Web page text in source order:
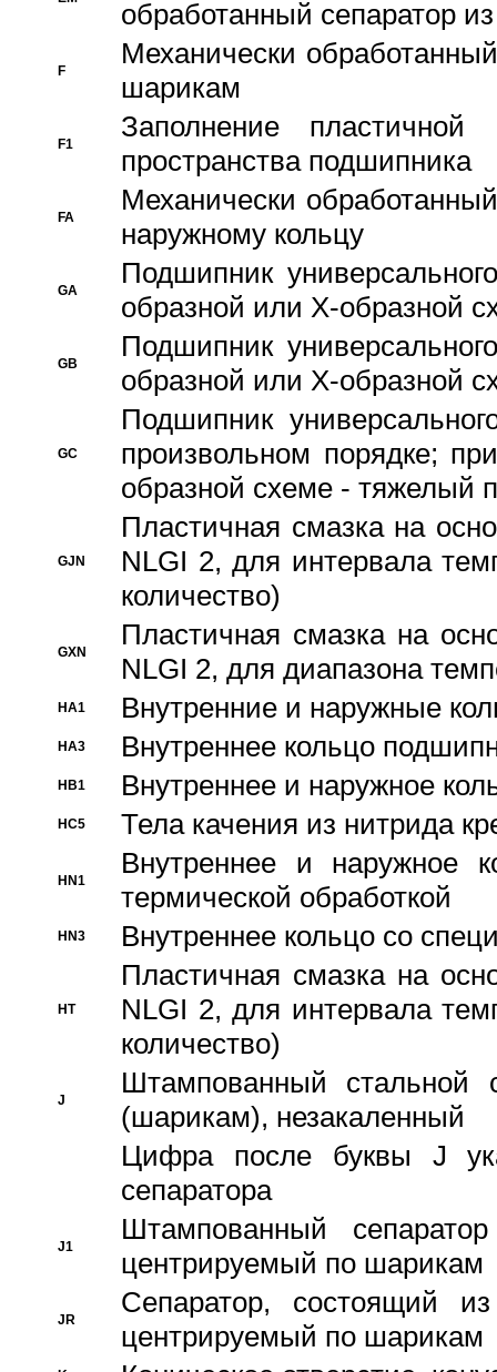
обработанный сепаратор
F
Механически
шарикам
F1
Заполнение
пространства подшипника
FA
Механически
наружному кольцу
GA
Подшипник
образной или Х-образной
GB
Подшипник
образной или Х-образной
GC
Подшипник
произвольном порядке;
образной схеме - тяжелый
GJN
Пластичная смазка на
NLGI 2, для интервала
количество)
GXN
Пластичная смазка на
NLGI 2, для диапазона
HA1 Внутренние и наружные
HA3 Bнутреннее кольцо
HB1 Bнутреннее и наружное
HC5 Тела качения из нитрида
HN1
Bнутреннее и наружное
термической обработкой
HN3 Внутреннее кольцо со
HT
Пластичная смазка на
NLGI 2, для интервала
количество)
J
Штампованный стальной
(шарикам), незакаленный
Цифра после буквы J
сепаратора
J1
Штампованный
центрируемый по шарикам
JR
Сепаратор, состоящий
центрируемый по шарикам